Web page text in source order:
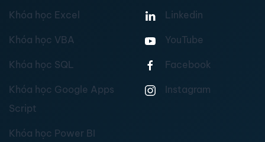
Khóa học Excel
Khóa học VBA
Khóa học SQL
Khóa học Google Apps
Script
Khóa học Power BI
Linkedin
YouTube
Facebook
Instagram